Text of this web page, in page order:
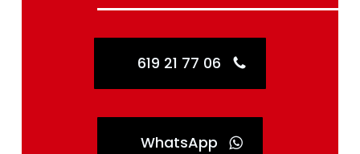
619 21 77 06
WhatsApp